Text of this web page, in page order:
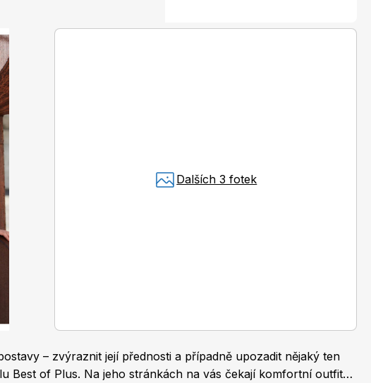
Dalších 3 fotek
– zvýraznit její přednosti a případně upozadit nějaký ten
Best of Plus. Na jeho stránkách na vás čekají komfortní outfity